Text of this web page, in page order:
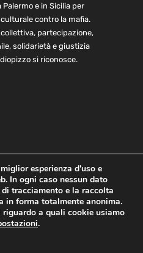
e in Sicilia per
contro la mafia.
partecipazione,
solidarietà e giustizia
si riconosce.
Contatti
Protection Policy
| Tutti i diritti riservati | Sede
esperienza d'uso e
In ogni caso nessun dato
tracciamento e la raccolta
in forma totalmente anonima.
a quali cookie usiamo
.